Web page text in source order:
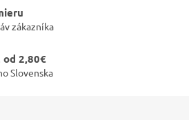
zákazníka
od 2,80€
Slovenska